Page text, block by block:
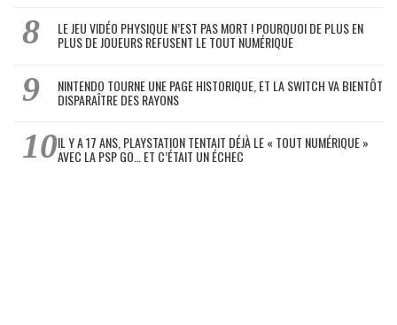
LE JEU VIDÉO PHYSIQUE N’EST PAS MORT ! POURQUOI DE PLUS EN
PLUS DE JOUEURS REFUSENT LE TOUT NUMÉRIQUE
NINTENDO TOURNE UNE PAGE HISTORIQUE, ET LA SWITCH VA BIENTÔT
DISPARAÎTRE DES RAYONS
IL Y A 17 ANS, PLAYSTATION TENTAIT DÉJÀ LE « TOUT NUMÉRIQUE »
AVEC LA PSP GO… ET C’ÉTAIT UN ÉCHEC